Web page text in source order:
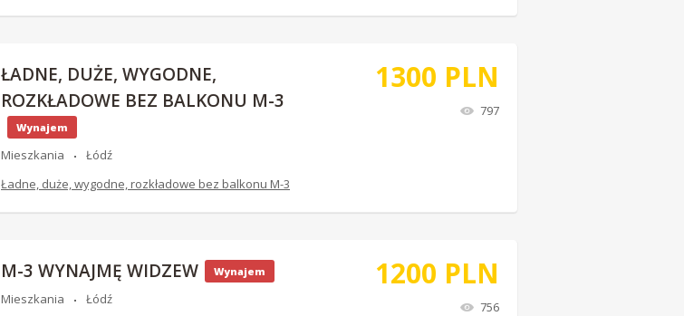
ŁADNE, DUŻE, WYGODNE,
ROZKŁADOWE BEZ BALKONU M-3
Wynajem
Mieszkania
Łódź
Ładne, duże, wygodne, rozkładowe bez balkonu M-3
1300 PLN
797
M-3 WYNAJMĘ WIDZEW Wynajem
Mieszkania
Łódź
1200 PLN
756